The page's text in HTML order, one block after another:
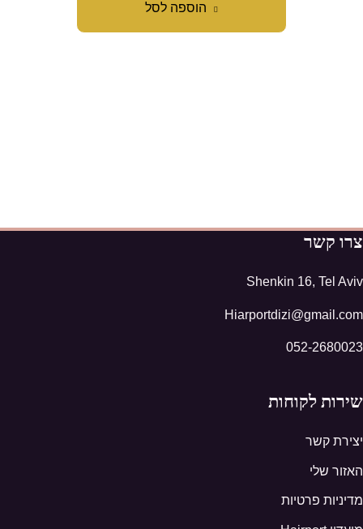
הוספה לסל
צרו קשר
Shenkin 16, Tel Aviv
Hiarportdizi@gmail.com
052-2680023
שירות לקוחות
יצירת קשר
האזור שלי
מדיניות פרטיות